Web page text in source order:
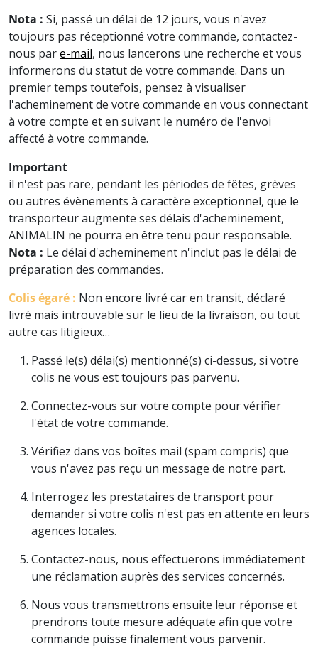
Nota : Si, passé un délai de 12 jours, vous n'avez
toujours pas réceptionné votre commande, contactez-
nous pare-mail, nous lancerons une recherche et vous
informerons du statut de votre commande. Dans un
premier temps toutefois, pensez à visualiser
l'acheminement de votre commande en vous connectant
à votre compte et en suivant le numéro de l'envoi
affecté à votre commande.
Important
il n'est pas rare, pendant les périodes de fêtes, grèves
ou autres évènements à caractère exceptionnel, que le
transporteur augmente ses délais d'acheminement,
ANIMALIN ne pourra en être tenu pour responsable.
Nota : Le délai d'acheminement n'inclut pas le délai de
préparation des commandes.
Colis égaré : Non encore livré car en transit, déclaré
livré mais introuvable sur le lieu de la livraison, ou tout
autre cas litigieux…
Passé le(s) délai(s) mentionné(s) ci-dessus, si votre
colis ne vous est toujours pas parvenu.
Connectez-vous sur votre compte pour vérifier
l'état de votre commande.
Vérifiez dans vos boîtes mail (spam compris) que
vous n'avez pas reçu un message de notre part.
Interrogez les prestataires de transport pour
demander si votre colis n'est pas en attente en leurs
agences locales.
Contactez-nous, nous effectuerons immédiatement
une réclamation auprès des services concernés.
Nous vous transmettrons ensuite leur réponse et
prendrons toute mesure adéquate afin que votre
commande puisse finalement vous parvenir.